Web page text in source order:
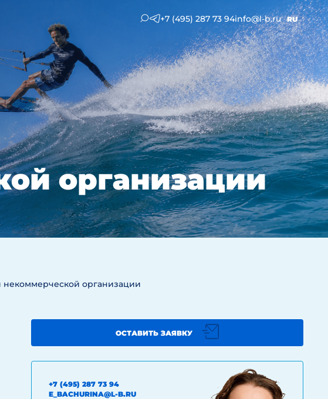
+7 (495) 287 73 94info@l-b.ru RU
организации
некоммерческой организации
ОСТАВИТЬ ЗАЯВКУ
+7 (495) 287 73 94
E_BACHURINA@L-B.RU